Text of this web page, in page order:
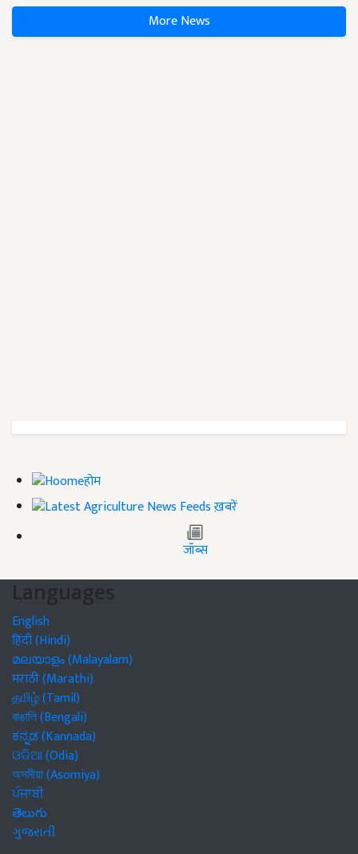
More News
होम
ख़बरें
जॉब्स
Languages
English
हिंदी (Hindi)
മലയാളം (Malayalam)
मराठी (Marathi)
தமிழ் (Tamil)
বাঙালি (Bengali)
ಕನ್ನಡ (Kannada)
ଓଡିଆ (Odia)
অসমীয়া (Asomiya)
ਪੰਜਾਬੀ
తెలుగు
ગુજરાતી